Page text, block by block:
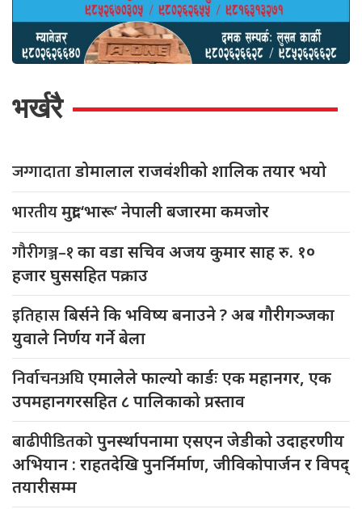
भर्खरै
जग्गादाताडोमालाल राजवंशीको शालिक तयार भयो
भारतीयमुद्रा ‘भारू’ नेपाली बजारमा कमजाेर
गौरीगञ्ज–१का वडा सचिव अजय कुमार साह रु. १०
हजार घुससहित पक्राउ
इतिहासबिर्सने कि भविष्य बनाउने ? अब गौरीगञ्जका
युवाले निर्णय गर्ने बेला
निर्वाचनअघिएमालेले फाल्यो कार्डः एक महानगर, एक
उपमहानगरसहित ८ पालिकाको प्रस्ताव
बाढीपीडितकोपुनर्स्थापनामा एसएन जेडीको उदाहरणीय
अभियान : राहतदेखि पुनर्निर्माण, जीविकोपार्जन र विपद्
तयारीसम्म